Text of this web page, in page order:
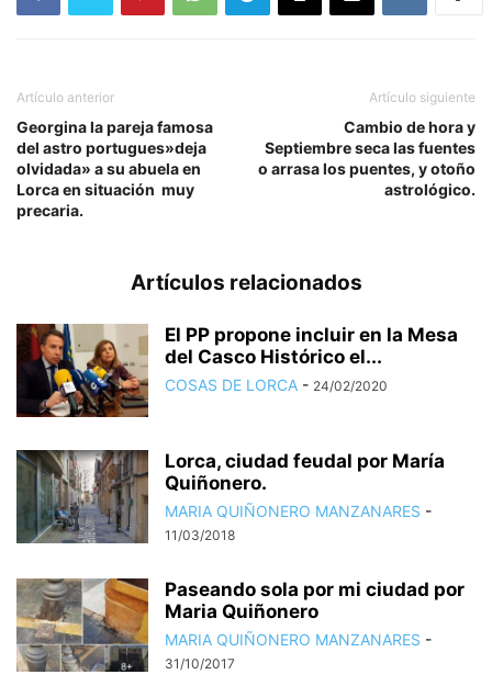
Artículo anterior
Georgina la pareja famosa
del astro portugues»deja
olvidada» a su abuela en
Lorca en situación muy
precaria.
Artículo siguiente
Cambio de hora y
Septiembre seca las fuentes
o arrasa los puentes, y otoño
astrológico.
Artículos relacionados
El PP propone incluir en la Mesa
del Casco Histórico el...
COSAS DE LORCA - 24/02/2020
Lorca, ciudad feudal por María
Quiñonero.
MARIA QUIÑONERO MANZANARES -
11/03/2018
Paseando sola por mi ciudad por
Maria Quiñonero
MARIA QUIÑONERO MANZANARES -
31/10/2017